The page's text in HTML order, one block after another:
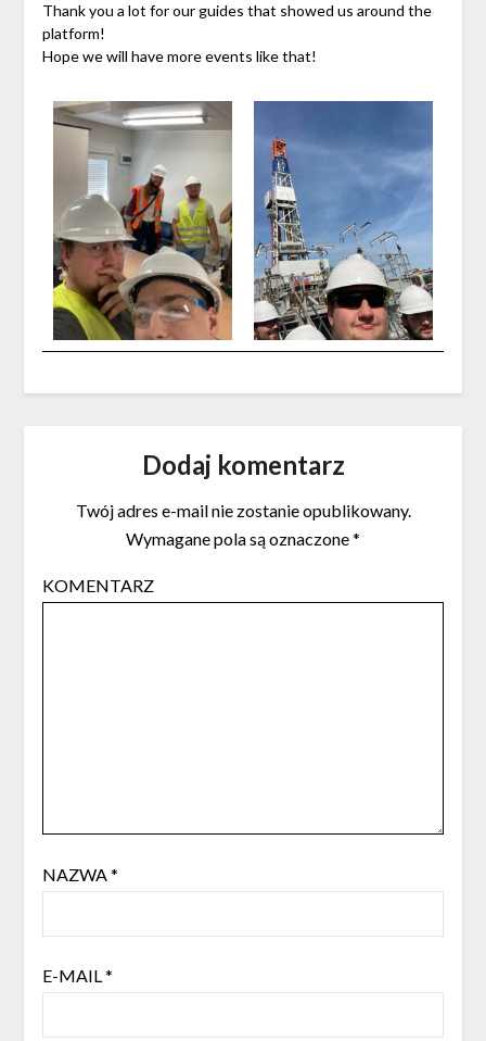
Thank you a lot for our guides that showed us around the
platform!
Hope we will have more events like that!
Dodaj komentarz
Twój adres e-mail nie zostanie opublikowany.
Wymagane pola są oznaczone*
KOMENTARZ
NAZWA *
E-MAIL *